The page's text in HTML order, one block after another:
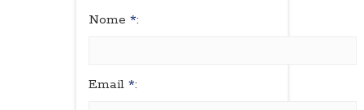
Nome *:
Email *: